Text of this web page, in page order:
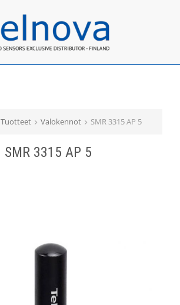
Tuotteet Valokennot SMR 3315 AP 5
SMR 3315 AP 5